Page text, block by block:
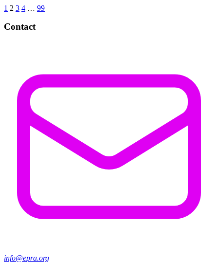
1 2 3 4 … 99
Contact
info@epra.org